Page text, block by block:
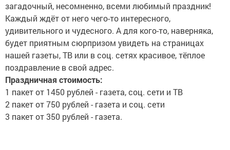
загадочный, несомненно, всеми любимый праздник!
Каждый ждёт от него чего-то интересного,
удивительного и чудесного. А для кого-то, наверняка,
будет приятным сюрпризом увидеть на страницах
нашей газеты, ТВ или в соц. сетях красивое, тёплое
поздравление в свой адрес.
Праздничная стоимость:
1 пакет от 1450 рублей - газета, соц. сети и ТВ
2 пакет от 750 рублей - газета и соц. сети
3 пакет от 350 рублей - газета.